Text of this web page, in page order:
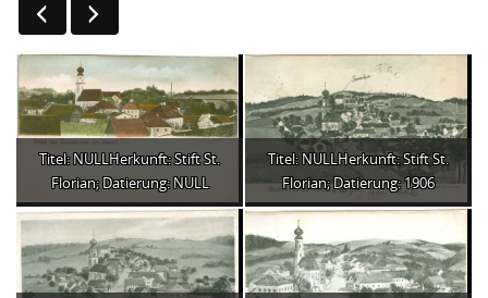
Titel: NULLHerkunft: Stift St.
Florian; Datierung: NULL
Titel: NULLHerkunft: Stift St.
Florian; Datierung: 1906